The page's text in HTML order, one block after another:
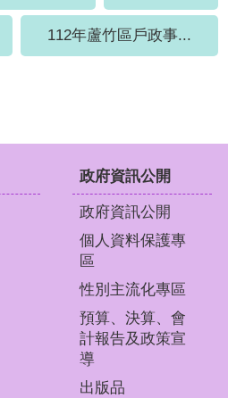
112年蘆竹區戶政事...
政府資訊公開
政府資訊公開
個人資料保護專
區
性別主流化專區
預算、決算、會
計報告及政策宣
導
出版品